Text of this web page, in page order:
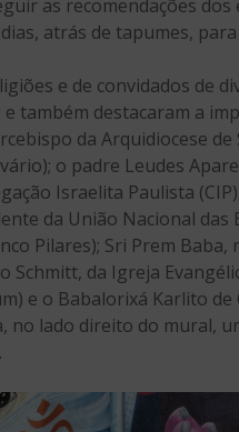
as recomendações
atrás de tapumes,
e de convidados de
também destacaram a
da Arquidiocese de
o padre Leudes
Israelita Paulista
da União Nacional das
Pilares); Sri Prem Baba,
da Igreja
e o Babalorixá Karlito
no lado direito do mural,